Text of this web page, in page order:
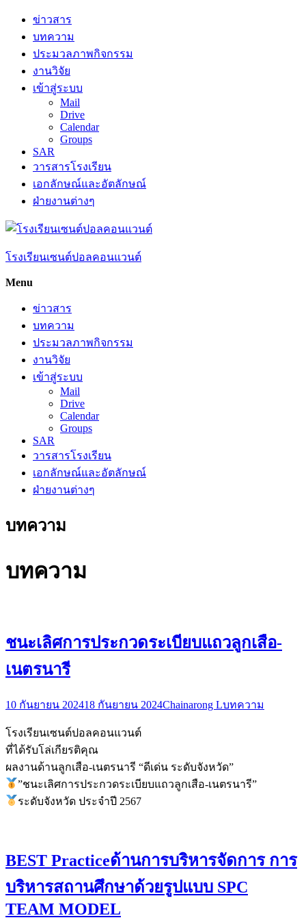
Skip
content
ข่าวสาร
บทความ
ประมวลภาพกิจกรรม
งานวิจัย
เข้าสู่ระบบ
Mail
Drive
Calendar
Groups
SAR
วารสารโรงเรียน
เอกลักษณ์และอัตลักษณ์
ฝ่ายงานต่างๆ
โรงเรียนเซนต์ปอลคอนแวนต์
Menu
ข่าวสาร
บทความ
ประมวลภาพกิจกรรม
งานวิจัย
เข้าสู่ระบบ
Mail
Drive
Calendar
Groups
SAR
วารสารโรงเรียน
เอกลักษณ์และอัตลักษณ์
ฝ่ายงานต่างๆ
บทความ
บทความ
ชนะเลิศการประกวดระเบียบแถวลูกเสือ-
เนตรนารี
10 กันยายน 202418 กันยายน 2024Chainarong Lบทความ
โรงเรียนเซนต์ปอลคอนแวนต์
ที่ได้รับโล่เกียรติคุณ
ผลงานด้านลูกเสือ-เนตรนารี “ดีเด่น ระดับจังหวัด”
”ชนะเลิศการประกวดระเบียบแถวลูกเสือ-เนตรนารี”
ระดับจังหวัด ประจำปี 2567
BEST Practiceด้านการบริหารจัดการ การ
บริหารสถานศึกษาด้วยรูปแบบ SPC
TEAM MODEL